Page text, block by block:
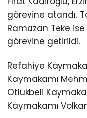
görevine atandı.
Ramazan Teke ise
görevine getirildi.
Refahiye
Kaymakamı
Otlukbeli
Kaymakamı